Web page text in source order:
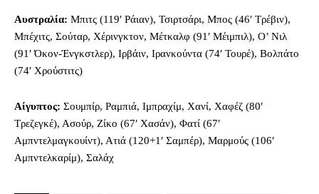
Αυστραλία: Μπιτς (119′ Ράιαν), Τσιρτσάρι, Μπος (46′ Τρέβιν),
Μπέχιτς, Σούταρ, Χέρινγκτον, Μέτκαλφ (91′ Μέιμπιλ), Ο’ Νιλ
(91′ Όκον-Ένγκστλερ), Ιρβάιν, Ιρανκούντα (74′ Τουρέ), Βολπάτο
(74′ Χρούστιτς)
Αίγυπτος: Σουμπίρ, Ραμπιά, Ιμπραχίμ, Χανί, Χαφέζ (80′
Τρεζεγκέ), Ασούρ, Ζίκο (67′ Χασάν), Φατί (67′
Αμπντελμαγκουίντ), Ατιά (120+1′ Σαμπέρ), Μαρμούς (106′
Αμπντελκαρίμ), Σαλάχ